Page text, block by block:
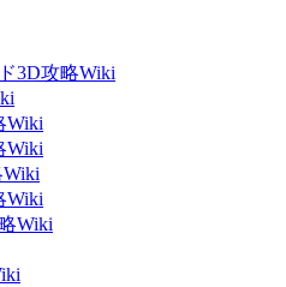
3D攻略Wiki
Wiki
Wiki
Wiki
Wiki
Wiki